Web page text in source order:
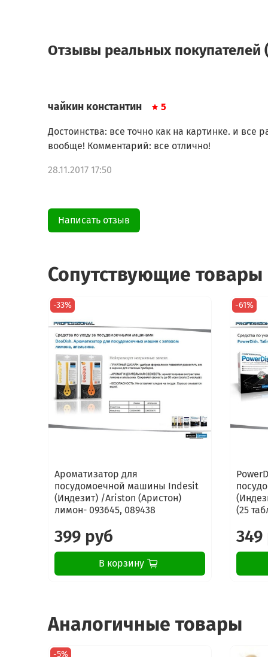
Отзывы реальных покупателей
чайкин константин 5
Достоинства: все точно как на картинке. и все
вообще! Комментарий: все отлично!
28.11.2017 17:50
Написать отзыв
Сопутствующие товары
-33%
Ароматизатор для
посудомоечной машины Indesit
(Индезит) /Ariston (Аристон)
лимон- 093645, 089438
399 руб
В корзину
-61%
(25
349
Аналогичные товары
-5%